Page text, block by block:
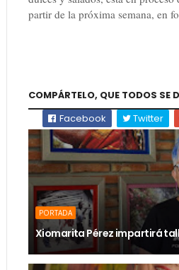
partir de la próxima semana, en
COMPÁRTELO, QUE TODOS SE
Facebook
Twitter
PORTADA
Xiomarita Pérez impartirá